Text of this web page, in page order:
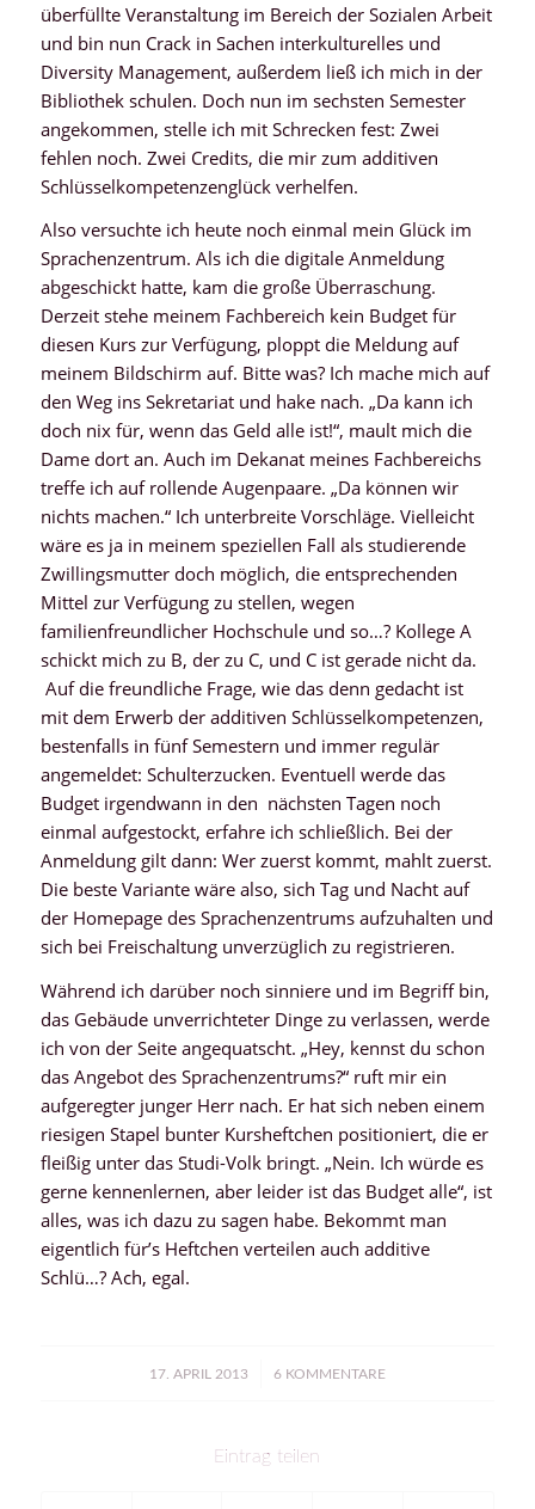
überfüllte Veranstaltung im Bereich der Sozialen Arbeit
und bin nun Crack in Sachen interkulturelles und
Diversity Management, außerdem ließ ich mich in der
Bibliothek schulen. Doch nun im sechsten Semester
angekommen, stelle ich mit Schrecken fest: Zwei
fehlen noch. Zwei Credits, die mir zum additiven
Schlüsselkompetenzenglück verhelfen.
Also versuchte ich heute noch einmal mein Glück im
Sprachenzentrum. Als ich die digitale Anmeldung
abgeschickt hatte, kam die große Überraschung.
Derzeit stehe meinem Fachbereich kein Budget für
diesen Kurs zur Verfügung, ploppt die Meldung auf
meinem Bildschirm auf. Bitte was? Ich mache mich auf
den Weg ins Sekretariat und hake nach. „Da kann ich
doch nix für, wenn das Geld alle ist!“, mault mich die
Dame dort an. Auch im Dekanat meines Fachbereichs
treffe ich auf rollende Augenpaare. „Da können wir
nichts machen.“ Ich unterbreite Vorschläge. Vielleicht
wäre es ja in meinem speziellen Fall als studierende
Zwillingsmutter doch möglich, die entsprechenden
Mittel zur Verfügung zu stellen, wegen
familienfreundlicher Hochschule und so…? Kollege A
schickt mich zu B, der zu C, und C ist gerade nicht da.
Auf die freundliche Frage, wie das denn gedacht ist
mit dem Erwerb der additiven Schlüsselkompetenzen,
bestenfalls in fünf Semestern und immer regulär
angemeldet: Schulterzucken. Eventuell werde das
Budget irgendwann in den nächsten Tagen noch
einmal aufgestockt, erfahre ich schließlich. Bei der
Anmeldung gilt dann: Wer zuerst kommt, mahlt zuerst.
Die beste Variante wäre also, sich Tag und Nacht auf
der Homepage des Sprachenzentrums aufzuhalten und
sich bei Freischaltung unverzüglich zu registrieren.
Während ich darüber noch sinniere und im Begriff bin,
das Gebäude unverrichteter Dinge zu verlassen, werde
ich von der Seite angequatscht. „Hey, kennst du schon
das Angebot des Sprachenzentrums?“ ruft mir ein
aufgeregter junger Herr nach. Er hat sich neben einem
riesigen Stapel bunter Kursheftchen positioniert, die er
fleißig unter das Studi-Volk bringt. „Nein. Ich würde es
gerne kennenlernen, aber leider ist das Budget alle“, ist
alles, was ich dazu zu sagen habe. Bekommt man
eigentlich für’s Heftchen verteilen auch additive
Schlü…? Ach, egal.
17. APRIL 2013
/ 6 KOMMENTARE
Eintrag teilen